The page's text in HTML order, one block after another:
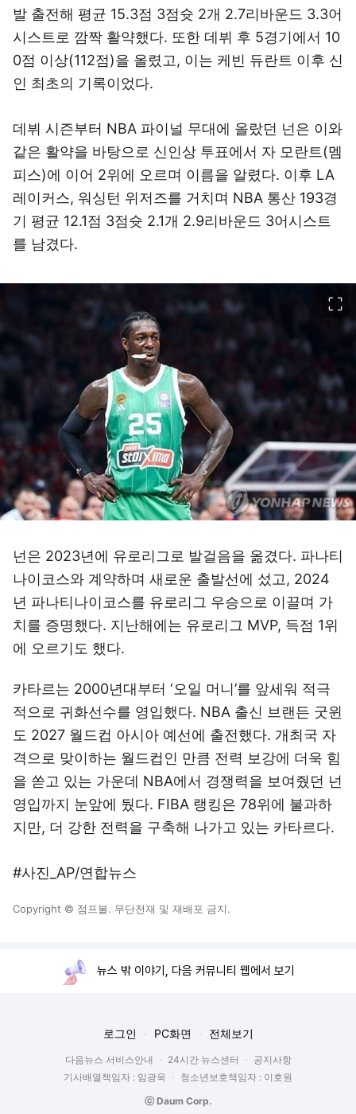
발 출전해 평균 15.3점 3점슛 2개 2.7리바운드 3.3어
시스트로 깜짝 활약했다. 또한 데뷔 후 5경기에서 10
0점 이상(112점)을 올렸고, 이는 케빈 듀란트 이후 신
인 최초의 기록이었다.
데뷔 시즌부터 NBA 파이널 무대에 올랐던 넌은 이와
같은 활약을 바탕으로 신인상 투표에서 자 모란트(멤
피스)에 이어 2위에 오르며 이름을 알렸다. 이후 LA
레이커스, 워싱턴 위저즈를 거치며 NBA 통산 193경
기 평균 12.1점 3점슛 2.1개 2.9리바운드 3어시스트
를 남겼다.
넌은 2023년에 유로리그로 발걸음을 옮겼다. 파나티
나이코스와 계약하며 새로운 출발선에 섰고, 2024
년 파나티나이코스를 유로리그 우승으로 이끌며 가
치를 증명했다. 지난해에는 유로리그 MVP, 득점 1위
에 오르기도 했다.
카타르는 2000년대부터 ‘오일 머니’를 앞세워 적극
적으로 귀화선수를 영입했다. NBA 출신 브랜든 굿윈
도 2027 월드컵 아시아 예선에 출전했다. 개최국 자
격으로 맞이하는 월드컵인 만큼 전력 보강에 더욱 힘
을 쏟고 있는 가운데 NBA에서 경쟁력을 보여줬던 넌
영입까지 눈앞에 뒀다. FIBA 랭킹은 78위에 불과하
지만, 더 강한 전력을 구축해 나가고 있는 카타르다.
#사진_AP/연합뉴스
Copyright © 점프볼. 무단전재 및 재배포 금지.
뉴스 밖 이야기, 다음 커뮤니티 웹에서 보기
로그인 PC화면 전체보기
다음뉴스 서비스안내 24시간 뉴스센터
공지사항
기사배열책임자 : 임광욱
청소년보호책임자 : 이호원
ⓒ Daum Corp.